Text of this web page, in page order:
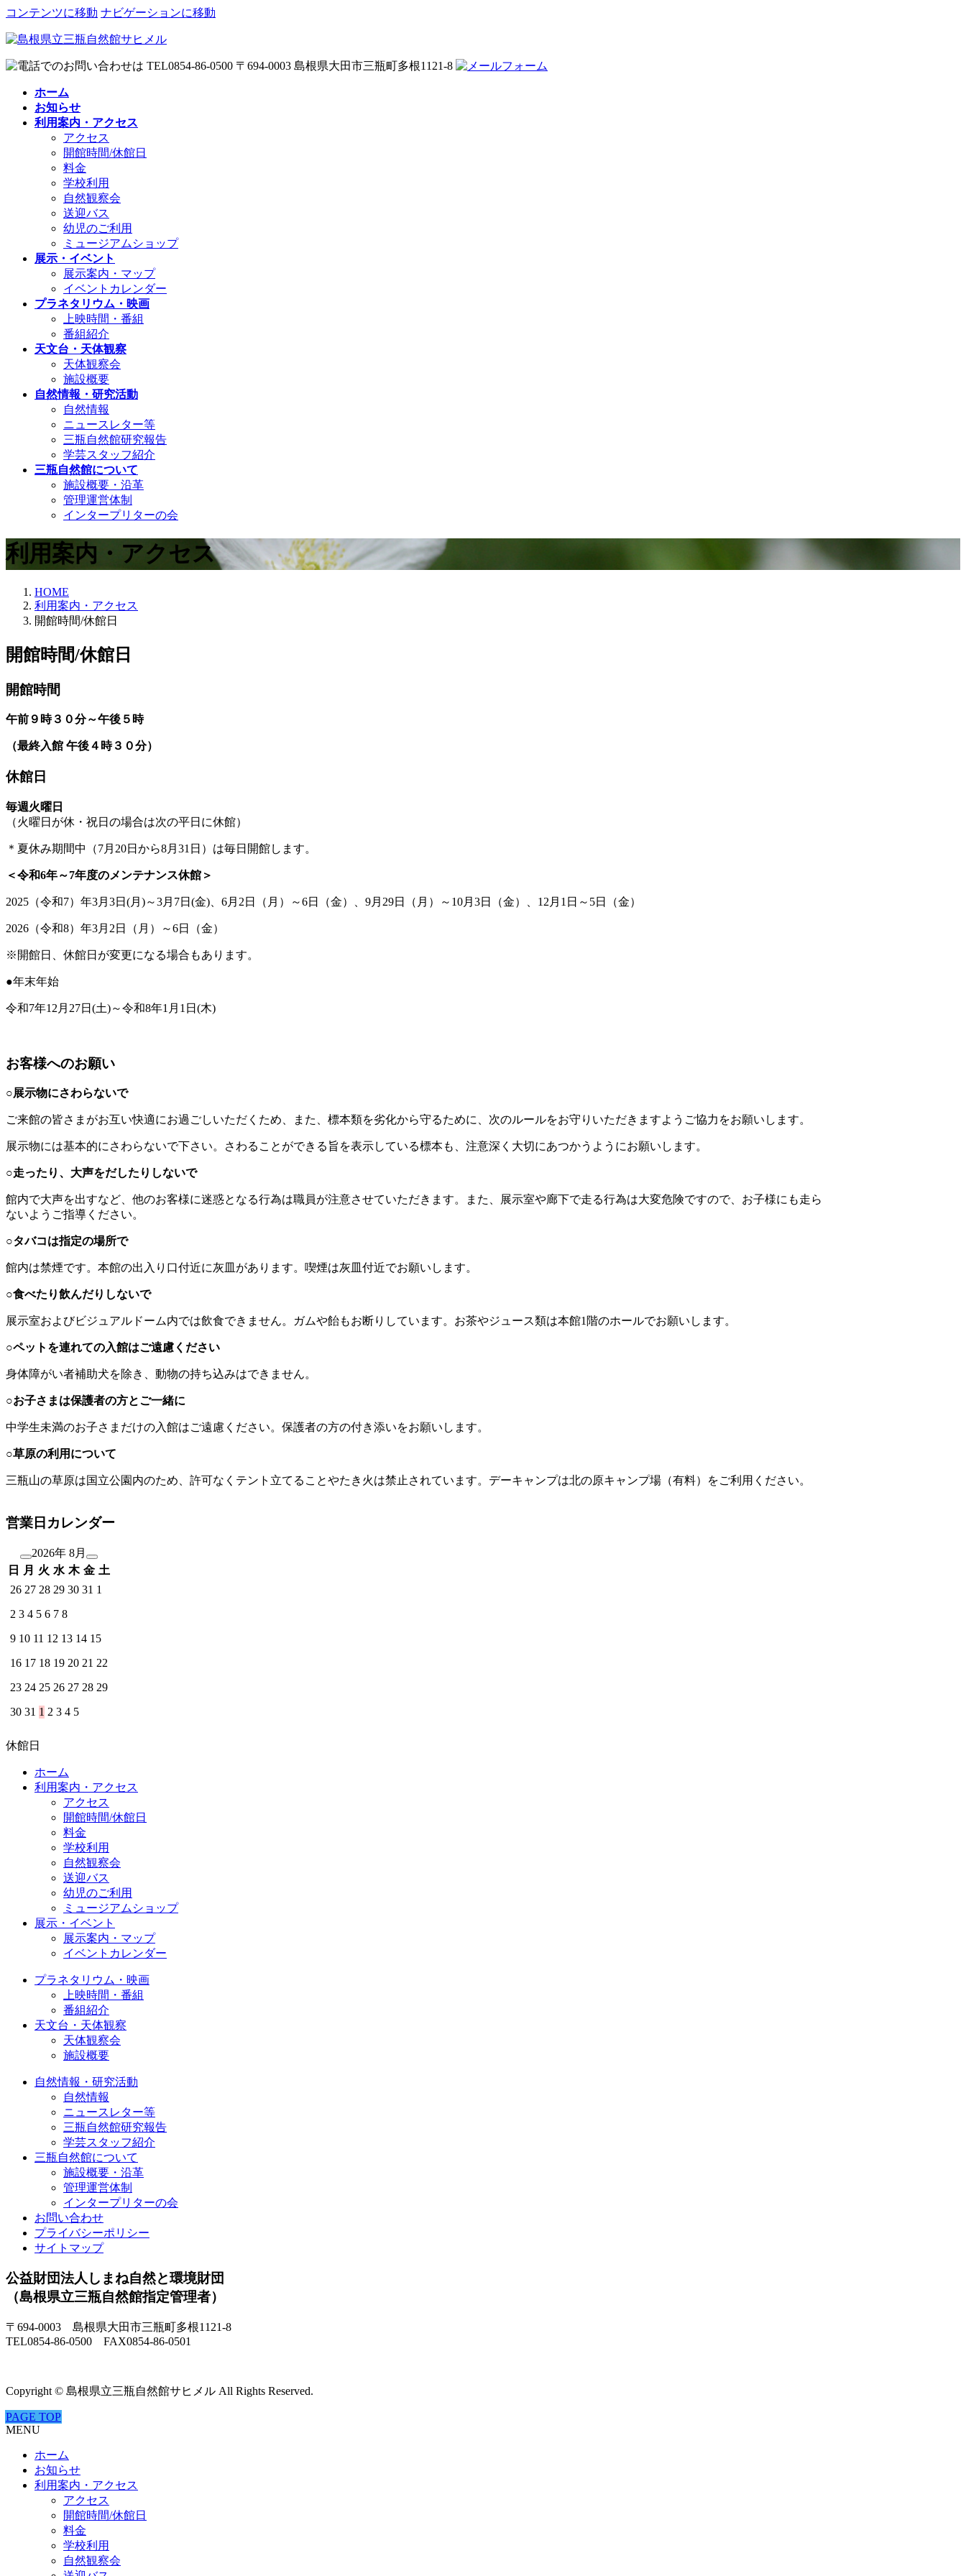
コンテンツに移動 ナビゲーションに移動
ホーム
お知らせ
利用案内・アクセス
アクセス
開館時間/休館日
料金
学校利用
自然観察会
送迎バス
幼児のご利用
ミュージアムショップ
展示・イベント
展示案内・マップ
イベントカレンダー
プラネタリウム・映画
上映時間・番組
番組紹介
天文台・天体観察
天体観察会
施設概要
自然情報・研究活動
自然情報
ニュースレター等
三瓶自然館研究報告
学芸スタッフ紹介
三瓶自然館について
施設概要・沿革
管理運営体制
インタープリターの会
利用案内・アクセス
HOME
利用案内・アクセス
開館時間/休館日
開館時間/休館日
開館時間
午前９時３０分～午後５時
（最終入館 午後４時３０分）
休館日
毎週火曜日
（火曜日が休・祝日の場合は次の平日に休館）
＊夏休み期間中（7月20日から8月31日）は毎日開館します。
＜令和6年～7年度のメンテナンス休館＞
2025（令和7）年3月3日(月)～3月7日(金)、6月2日（月）～6日（金）、9月29日（月）～10月3日（金）、12月1日～5日（金）
2026（令和8）年3月2日（月）～6日（金）
※開館日、休館日が変更になる場合もあります。
●年末年始
令和7年12月27日(土)～令和8年1月1日(木)
お客様へのお願い
○展示物にさわらないで
ご来館の皆さまがお互い快適にお過ごしいただくため、また、標本類を劣化から守るために、次のルールをお守りいただきますようご協力をお願いします。
展示物には基本的にさわらないで下さい。さわることができる旨を表示している標本も、注意深く大切にあつかうようにお願いします。
○走ったり、大声をだしたりしないで
館内で大声を出すなど、他のお客様に迷惑となる行為は職員が注意させていただきます。また、展示室や廊下で走る行為は大変危険ですので、お子様にも走ら
ないようご指導ください。
○タバコは指定の場所で
館内は禁煙です。本館の出入り口付近に灰皿があります。喫煙は灰皿付近でお願いします。
○食べたり飲んだりしないで
展示室およびビジュアルドーム内では飲食できません。ガムや飴もお断りしています。お茶やジュース類は本館1階のホールでお願いします。
○ペットを連れての入館はご遠慮ください
身体障がい者補助犬を除き、動物の持ち込みはできません。
○お子さまは保護者の方とご一緒に
中学生未満のお子さまだけの入館はご遠慮ください。保護者の方の付き添いをお願いします。
○草原の利用について
三瓶山の草原は国立公園内のため、許可なくテント立てることやたき火は禁止されています。デーキャンプは北の原キャンプ場（有料）をご利用ください。
営業日カレンダー
2026年 8月
日
月 火 水 木 金 土
26 27 28 29 30 31 1
2 3 4 5 6 7 8
9 10 11 12 13 14 15
16 17 18 19 20 21 22
23 24 25 26 27 28 29
30 31 1 2 3 4 5
休館日
ホーム
利用案内・アクセス
アクセス
開館時間/休館日
料金
学校利用
自然観察会
送迎バス
幼児のご利用
ミュージアムショップ
展示・イベント
展示案内・マップ
イベントカレンダー
プラネタリウム・映画
上映時間・番組
番組紹介
天文台・天体観察
天体観察会
施設概要
自然情報・研究活動
自然情報
ニュースレター等
三瓶自然館研究報告
学芸スタッフ紹介
三瓶自然館について
施設概要・沿革
管理運営体制
インタープリターの会
お問い合わせ
プライバシーポリシー
サイトマップ
公益財団法人しまね自然と環境財団
（島根県立三瓶自然館指定管理者）
〒694-0003 島根県大田市三瓶町多根1121-8
TEL0854-86-0500 FAX0854-86-0501
Copyright © 島根県立三瓶自然館サヒメル All Rights Reserved.
PAGE TOP
MENU
ホーム
お知らせ
利用案内・アクセス
アクセス
開館時間/休館日
料金
学校利用
自然観察会